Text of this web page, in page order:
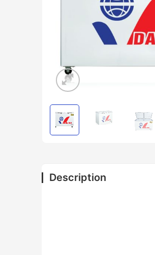
Description